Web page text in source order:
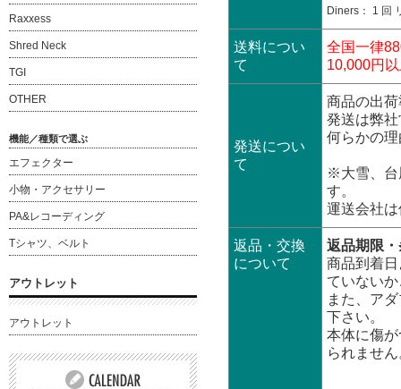
Diners： 1 回
送料につい
て
全国一律
10,000円
発送につい
て
商品の出
発送は弊
何らかの
※大雪、台
す。
運送会社
返品・交換
について
返品期限
商品到着
ていない
また、ア
下さい。
本体に傷
られませ
Raxxess
Shred Neck
TGI
OTHER
機能／種類で選ぶ
エフェクター
小物・アクセサリー
PA&レコーディング
Tシャツ、ベルト
アウトレット
アウトレット